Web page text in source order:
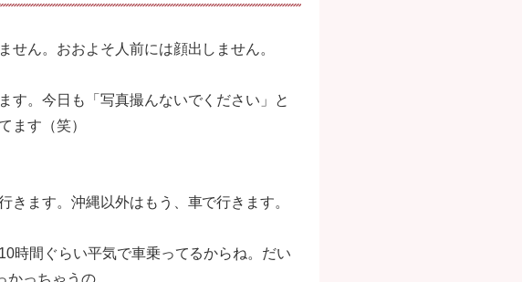
せん。おおよそ人前には顔出しません。
す。今日も「写真撮んないでください」と
ます（笑）
ます。沖縄以外はもう、車で行きます。
時間ぐらい平気で車乗ってるからね。だい
っちゃうの。